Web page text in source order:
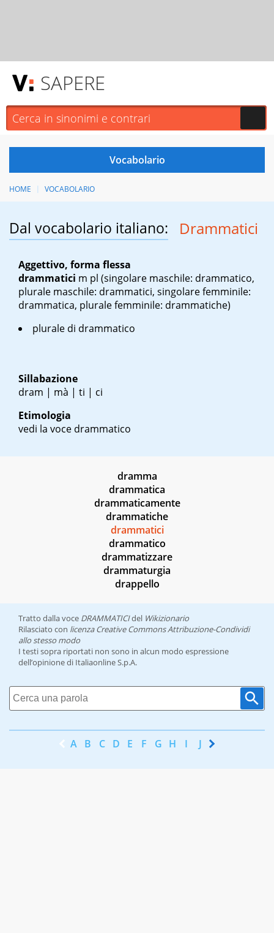
SAPERE
HOME VOCABOLARIO
Dal vocabolario italiano: Drammatici
Aggettivo, forma flessa
drammatici m pl (singolare maschile: drammatico,
plurale maschile: drammatici, singolare femminile:
drammatica, plurale femminile: drammatiche)
plurale di drammatico
Sillabazione
dram | mà | ti | ci
Etimologia
vedi la voce drammatico
dramma
drammatica
drammaticamente
drammatiche
drammatici
drammatico
drammatizzare
drammaturgia
drappello
Tratto dalla voce DRAMMATICIdel Wikizionario
Rilasciato con licenza Creative Commons Attribuzione-Condividi
allo stesso modo
I testi sopra riportati non sono in alcun modo espressione
dell’opinione di Italiaonline S.p.A.
A B C D E F G H I J K